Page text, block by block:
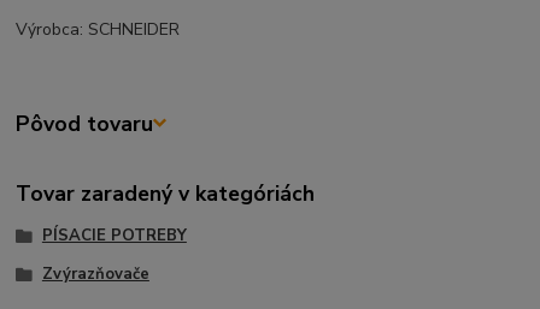
Výrobca: SCHNEIDER
Pôvod tovaru
Tovar zaradený v kategóriách
PÍSACIE POTREBY
Zvýrazňovače